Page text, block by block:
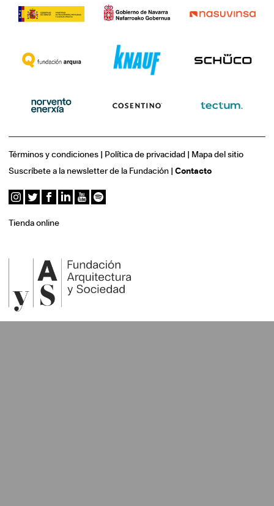
Términos y condiciones Política de privacidad Mapa del sitio
Suscríbete a la newsletter de la Fundación |Contacto
Tienda online